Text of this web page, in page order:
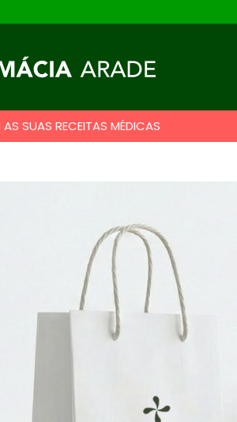
SUAS RECEITAS MÉDICAS